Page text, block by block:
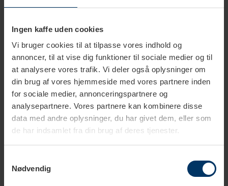
Ingen kaffe uden cookies
Vi bruger cookies til at tilpasse vores indhold og
annoncer, til at vise dig funktioner til sociale medier og til
at analysere vores trafik. Vi deler også oplysninger om
din brug af vores hjemmeside med vores partnere inden
for sociale medier, annonceringspartnere og
analysepartnere. Vores partnere kan kombinere disse
data med andre oplysninger, du har givet dem, eller som
de har indsamlet fra din brug af deres tjenester.
Nødvendig
1-2 hverdage
Siemens Plejepakke Inkl. 2kg
Rigtig Kaffe
999,95 DKK1.679,40 DKK
1-2 hverdage
Siemens Plejepakke Inkl. 1kg
Rigtig Kaffe Adrianna
799,95 DKK869,70 DKK